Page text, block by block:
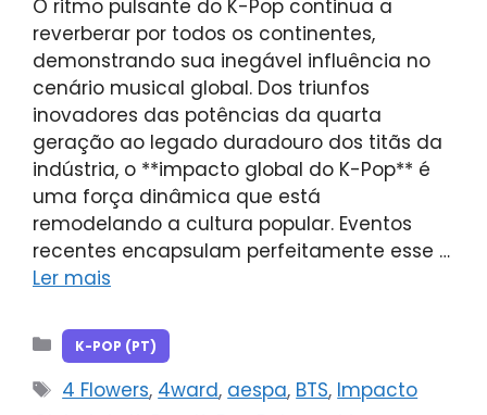
O ritmo pulsante do K-Pop continua a
reverberar por todos os continentes,
demonstrando sua inegável influência no
cenário musical global. Dos triunfos
inovadores das potências da quarta
geração ao legado duradouro dos titãs da
indústria, o **impacto global do K-Pop** é
uma força dinâmica que está
remodelando a cultura popular. Eventos
recentes encapsulam perfeitamente esse …
Ler mais
Categorias
K-POP (PT)
Tags
4 Flowers, 4ward, aespa, BTS, Impacto